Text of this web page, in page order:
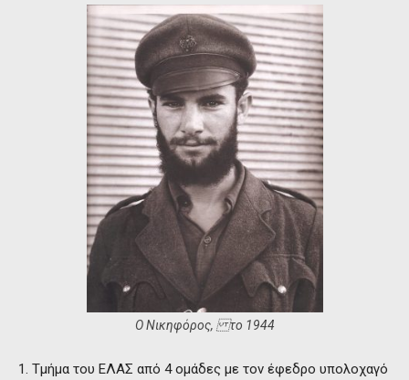
Ο Νικηφόρος, το 1944
1. Τμήμα του ΕΛΑΣ από 4 ομάδες με τον έφεδρο υπολοχαγό